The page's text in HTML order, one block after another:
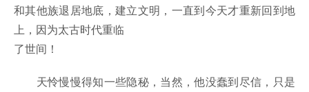
和其他族退居地底，建立文明，一直到今天才重新回到地
上，因为太古时代重临
了世间！
天怜慢慢得知一些隐秘，当然，他没蠢到尽信，只是